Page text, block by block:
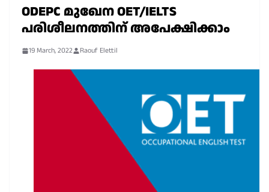
ODEPC മുഖേന OET/IELTS
പരിശീലനത്തിന് അപേക്ഷിക്കാം
19 March, 2022 Raouf Elettil